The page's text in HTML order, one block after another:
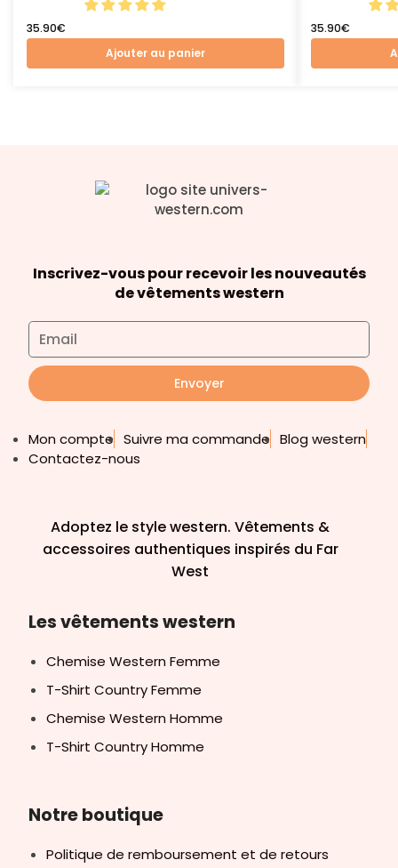
35.90€
Ajouter au panier
35.90€
Inscrivez-vous pour recevoir les nouveautés
de vêtements western
Envoyer
Mon compte Suivre ma commande Blog western
Contactez-nous
Adoptez le style western. Vêtements &
accessoires authentiques inspirés du Far
West
Les vêtements western
Chemise Western Femme
T-Shirt Country Femme
Chemise Western Homme
T-Shirt Country Homme
Notre boutique
Politique de remboursement et de retours